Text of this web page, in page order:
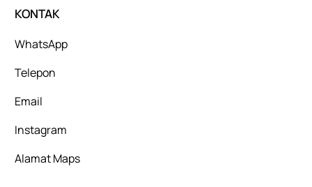
KONTAK
WhatsApp
Telepon
Email
Instagram
Alamat Maps